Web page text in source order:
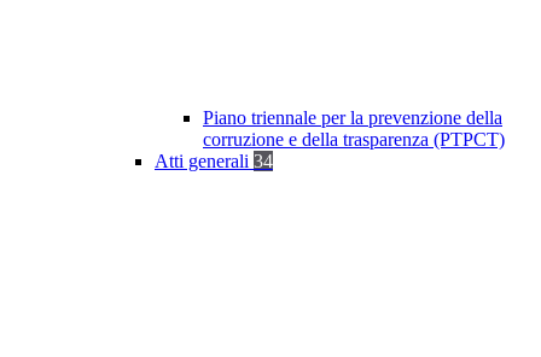
Piano triennale per la prevenzione della
corruzione e della trasparenza (PTPCT)
Atti generali 34